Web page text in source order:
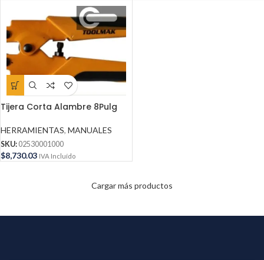
Tijera Corta Alambre 8Pulg
HERRAMIENTAS, MANUALES
SKU: 02530001000
$8,730.03 IVA Incluído
Cargar más productos